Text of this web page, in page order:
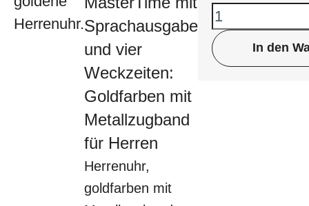
Sprachausgabe
und vier
Weckzeiten:
Goldfarben mit
Metallzugband
für Herren
Herrenuhr,
goldfarben mit
In den